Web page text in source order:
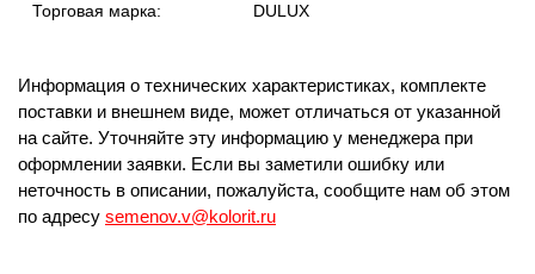
Торговая марка: DULUX
Информация о технических характеристиках, комплекте
поставки и внешнем виде, может отличаться от указанной
на сайте. Уточняйте эту информацию у менеджера при
оформлении заявки. Если вы заметили ошибку или
неточность в описании, пожалуйста, сообщите нам об этом
по адресу semenov.v@kolorit.ru